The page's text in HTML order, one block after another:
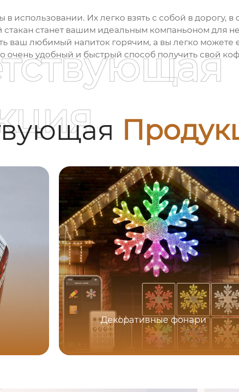
использовании. Их легко взять с собой в дорогу,
станет вашим идеальным компаньоном для
ваш любимый напиток горячим, а вы легко можете
очень удобный и быстрый способ получить свой
Декоративные фонари